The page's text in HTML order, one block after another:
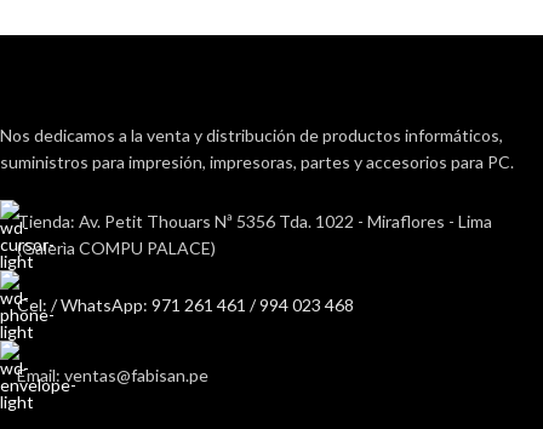
Nos dedicamos a la venta y distribución de productos informáticos,
suministros para impresión, impresoras, partes y accesorios para PC.
Tienda: Av. Petit Thouars Nª 5356 Tda. 1022 - Miraflores - Lima
(Galerìa COMPU PALACE)
Cel: / WhatsApp: 971 261 461 / 994 023 468
Email: ventas@fabisan.pe